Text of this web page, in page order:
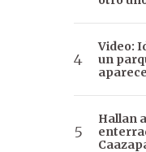
Video:
un
Hallan